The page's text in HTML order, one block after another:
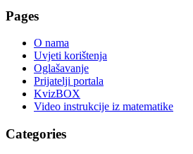
Pages
O nama
Uvjeti korištenja
Oglašavanje
Prijatelji portala
KvizBOX
Video instrukcije iz matematike
Categories